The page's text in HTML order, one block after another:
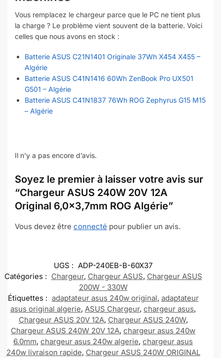
Vous remplacez le chargeur parce que le PC ne tient plus
la charge ? Le problème vient souvent de la batterie. Voici
celles que nous avons en stock :
Batterie ASUS C21N1401 Originale 37Wh X454 X455 –
Algérie
Batterie ASUS C41N1416 60Wh ZenBook Pro UX501
G501 – Algérie
Batterie ASUS C41N1837 76Wh ROG Zephyrus G15 M15
– Algérie
Il n’y a pas encore d’avis.
Soyez le premier à laisser votre avis sur
“Chargeur ASUS 240W 20V 12A
Original 6,0×3,7mm ROG Algérie”
Vous devez être connecté pour publier un avis.
UGS : ADP-240EB-B-60X37
Catégories : Chargeur, Chargeur ASUS, Chargeur ASUS
200W - 330W
Étiquettes : adaptateur asus 240w original, adaptateur
asus original algerie, ASUS Chargeur, chargeur asus,
Chargeur ASUS 20V 12A, Chargeur ASUS 240W,
Chargeur ASUS 240W 20V 12A, chargeur asus 240w
6.0mm, chargeur asus 240w algerie, chargeur asus
240w livraison rapide, Chargeur ASUS 240W ORIGINAL